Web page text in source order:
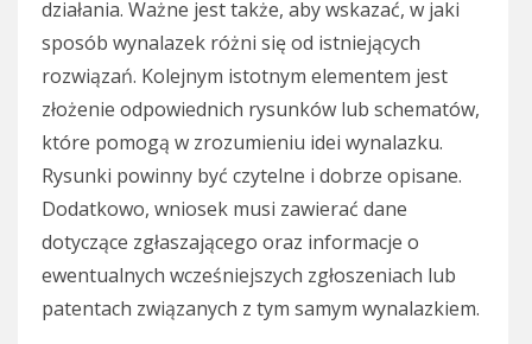
działania. Ważne jest także, aby wskazać, w jaki
sposób wynalazek różni się od istniejących
rozwiązań. Kolejnym istotnym elementem jest
złożenie odpowiednich rysunków lub schematów,
które pomogą w zrozumieniu idei wynalazku.
Rysunki powinny być czytelne i dobrze opisane.
Dodatkowo, wniosek musi zawierać dane
dotyczące zgłaszającego oraz informacje o
ewentualnych wcześniejszych zgłoszeniach lub
patentach związanych z tym samym wynalazkiem.